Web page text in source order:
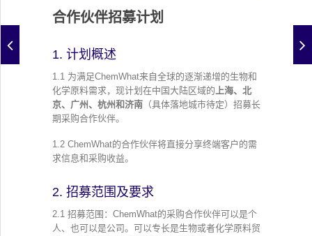
合作伙伴招募计划
1. 计划概述
1.1 为满足ChemWhat来自全球的逐渐递增的生物和
化学原料需求，现计划在中国大陆区域的上海、北
京、广州、杭州和济南（具体落地城市待定）招募长
期采购合作伙伴。
1.2 ChemWhat的合作伙伴将直接分享终端客户的需
求信息和采购收益。
2. 招募范围及要求
2.1 招募范围：ChemWhat的采购合作伙伴可以是个
人、也可以是公司。可以专长是生物或者化学原料贸